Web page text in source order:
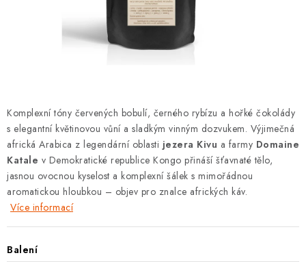
Zásady pro vracení zboží a reklamace
Hodnocení obchodu
Komplexní tóny červených bobulí, černého rybízu a hořké čokolády
s elegantní květinovou vůní a sladkým vinným dozvukem. Výjimečná
africká Arabica z legendární oblasti jezera Kivu a farmy Domaine
Katale v Demokratické republice Kongo přináší šťavnaté tělo,
jasnou ovocnou kyselost a komplexní šálek s mimořádnou
aromatickou hloubkou – objev pro znalce afrických káv.
Více informací
Balení